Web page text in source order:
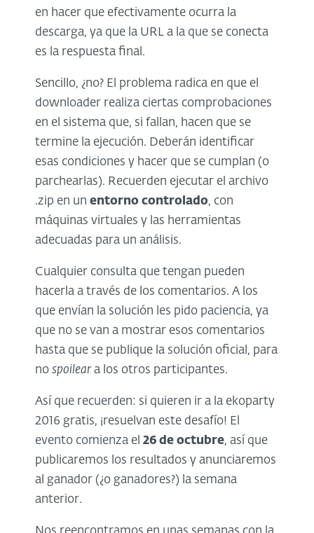
en hacer que efectivamente ocurra la
descarga, ya que la URL a la que se conecta
es la respuesta final.
Sencillo, ¿no? El problema radica en que el
downloader realiza ciertas comprobaciones
en el sistema que, si fallan, hacen que se
termine la ejecución. Deberán identificar
esas condiciones y hacer que se cumplan (o
parchearlas). Recuerden ejecutar el archivo
.zip en un entorno controlado, con
máquinas virtuales y las herramientas
adecuadas para un análisis.
Cualquier consulta que tengan pueden
hacerla a través de los comentarios. A los
que envían la solución les pido paciencia, ya
que no se van a mostrar esos comentarios
hasta que se publique la solución oficial, para
no spoileara los otros participantes.
Así que recuerden: si quieren ir a la ekoparty
2016 gratis, ¡resuelvan este desafío! El
evento comienza el 26 de octubre, así que
publicaremos los resultados y anunciaremos
al ganador (¿o ganadores?) la semana
anterior.